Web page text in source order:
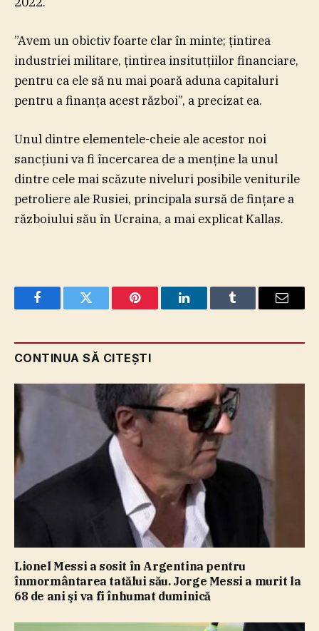
”Avem un obictiv foarte clar în minte; ţintirea
industriei militare, ţintirea insitutţiilor financiare,
pentru ca ele să nu mai poară aduna capitaluri
pentru a finanţa acest război”, a precizat ea.
Unul dintre elementele-cheie ale acestor noi
sancţiuni va fi încercarea de a menţine la unul
dintre cele mai scăzute niveluri posibile veniturile
petroliere ale Rusiei, principala sursă de finţare a
războiului său în Ucraina, a mai explicat Kallas.
FacebookTwitter Pinterest LinkedInTumblr Email
CONTINUA SĂ CITEȘTI
Lionel Messi a sosit în Argentina pentru
înmormântarea tatălui său. Jorge Messi a murit la
68 de ani şi va fi înhumat duminică